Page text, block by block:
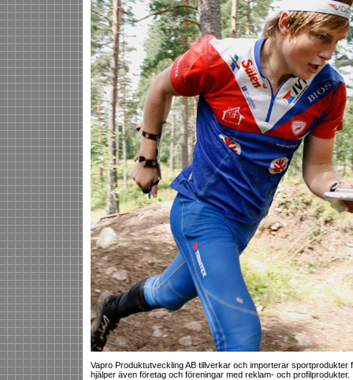
Vapro Produktutveckling AB tillverkar och importerar
hjälper även företag och föreningar med reklam- och profilprodukter.